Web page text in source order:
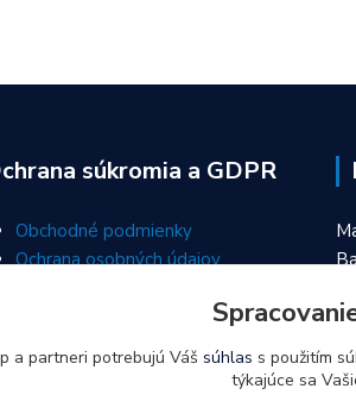
súkromia a GDPR
Obchodné podmienky
Ochrana osobných údajov
a partneri potrebujú Váš súhlas s použitím
týkajúce sa